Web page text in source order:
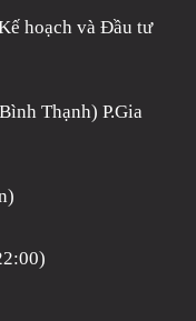
hoạch và Đầu tư
Thạnh) P.Gia